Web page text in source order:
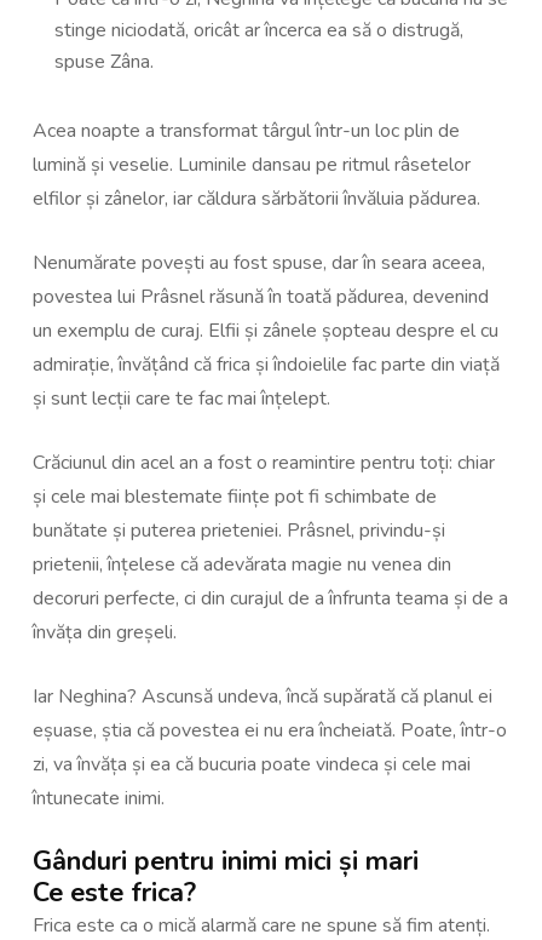
stinge niciodată, oricât ar încerca ea să o distrugă,
spuse Zâna.
Acea noapte a transformat târgul într-un loc plin de
lumină și veselie. Luminile dansau pe ritmul râsetelor
elfilor și zânelor, iar căldura sărbătorii învăluia pădurea.
Nenumărate povești au fost spuse, dar în seara aceea,
povestea lui Prâsnel răsună în toată pădurea, devenind
un exemplu de curaj. Elfii și zânele șopteau despre el cu
admirație, învățând că frica și îndoielile fac parte din viață
și sunt lecții care te fac mai înțelept.
Crăciunul din acel an a fost o reamintire pentru toți: chiar
și cele mai blestemate ființe pot fi schimbate de
bunătate și puterea prieteniei. Prâsnel, privindu-și
prietenii, înțelese că adevărata magie nu venea din
decoruri perfecte, ci din curajul de a înfrunta teama și de a
învăța din greșeli.
Iar Neghina? Ascunsă undeva, încă supărată că planul ei
eșuase, știa că povestea ei nu era încheiată. Poate, într-o
zi, va învăța și ea că bucuria poate vindeca și cele mai
întunecate inimi.
Gânduri pentru inimi mici și mari
Ce este frica?
Frica este ca o mică alarmă care ne spune să fim atenți.